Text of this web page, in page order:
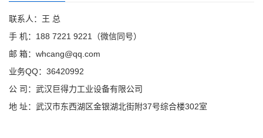
联系人：王 总
手 机：188 7221 9221（微信同号）
邮 箱：whcang@qq.com
业务QQ：36420992
公 司：武汉巨得力工业设备有限公司
地 址：武汉市东西湖区金银湖北街附37号综合楼302室